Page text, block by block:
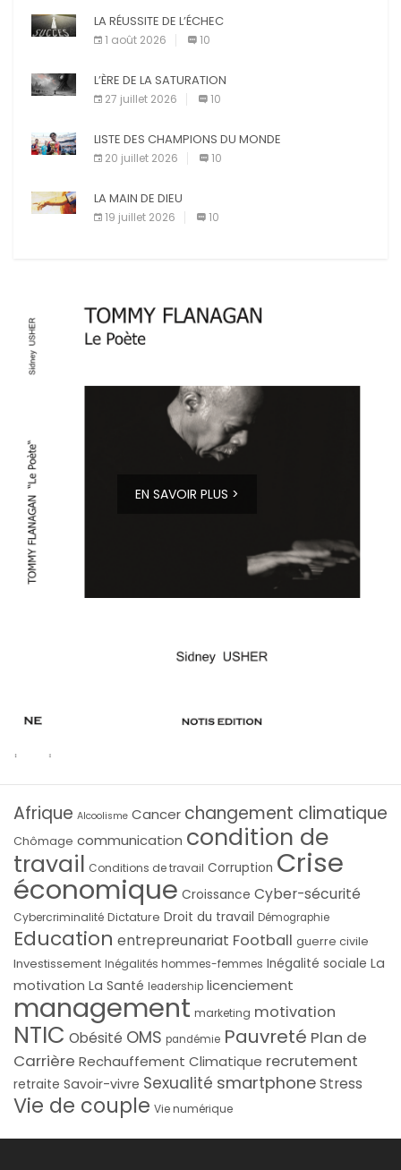
LA RÉUSSITE DE L’ÉCHEC
1 août 2026 10
L’ÈRE DE LA SATURATION
27 juillet 2026 10
LISTE DES CHAMPIONS DU MONDE
20 juillet 2026 10
LA MAIN DE DIEU
19 juillet 2026 10
EN SAVOIR PLUS >
Afrique Alcoolisme Cancer changement climatique
Chômage communication condition de
travail Conditions de travail Corruption Crise
économique Croissance Cyber-sécurité
Cybercriminalité Dictature Droit du travail Démographie
Education entrepreunariat Football guerre civile
Investissement Inégalités hommes-femmes Inégalité sociale La
motivation La Santé leadership licenciement
management marketing motivation
NTIC Obésité OMS pandémie Pauvreté Plan de
Carrière Rechauffement Climatique recrutement
retraite Savoir-vivre Sexualité smartphoneStress
Vie de couple Vie numérique